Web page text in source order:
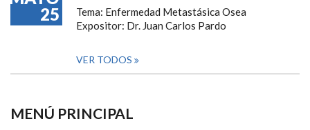
25
Tema: Enfermedad Metastásica Osea
Expositor: Dr. Juan Carlos Pardo
VER TODOS
MENÚ PRINCIPAL